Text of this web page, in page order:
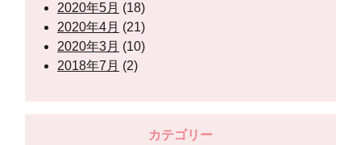
2020年5月 (18)
2020年4月 (21)
2020年3月 (10)
2018年7月 (2)
カテゴリー